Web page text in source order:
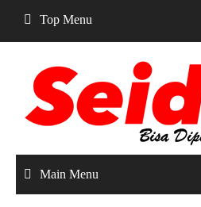
content
Top Menu
Main Menu